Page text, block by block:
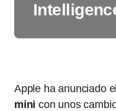
Apple ha anunciado
mini con unos